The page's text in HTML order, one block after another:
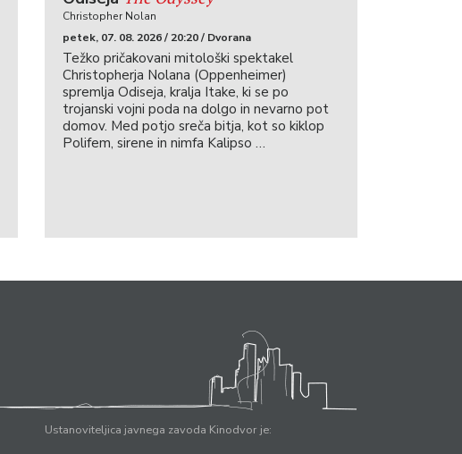
Christopher Nolan
petek, 07. 08. 2026 / 20:20 / Dvorana
Težko pričakovani mitološki spektakel
Christopherja Nolana (Oppenheimer)
spremlja Odiseja, kralja Itake, ki se po
trojanski vojni poda na dolgo in nevarno pot
domov. Med potjo sreča bitja, kot so kiklop
Polifem, sirene in nimfa Kalipso …
Ustanoviteljica javnega zavoda Kinodvor je: